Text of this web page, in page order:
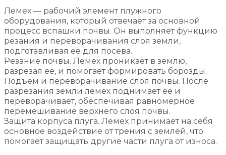
Лемех — рабочий элемент плужного
оборудования, который отвечает за основной
процесс вспашки почвы. Он выполняет функцию
резания и переворачивания слоя земли,
подготавливая её для посева.
Резание почвы. Лемех проникает в землю,
разрезая её, и помогает формировать борозды.
Подъём и переворачивание слоя почвы. После
разрезания земли лемех поднимает её и
переворачивает, обеспечивая равномерное
перемешивание верхнего слоя почвы.
Защита корпуса плуга. Лемех принимает на себя
основное воздействие от трения с землёй, что
помогает защищать другие части плуга от износа.